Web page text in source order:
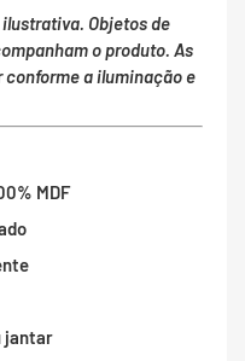
Objetos de
o produto. As
a iluminação e
MDF
jantar